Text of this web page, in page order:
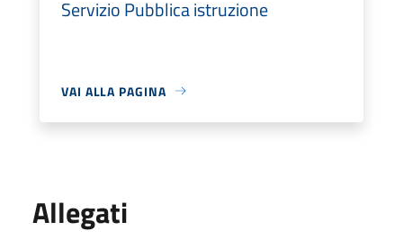
Servizio Pubblica istruzione
VAI ALLA PAGINA
Allegati